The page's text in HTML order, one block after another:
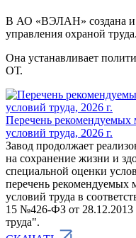
В АО «ВЭЛАН» создана и
управления охраной труда.
Она устанавливает
ОТ.
Перечень
условий труда, 2026 г.
Завод продолжает
на сохранение жизни и
специальной оценки
перечень
условий труда в
15 №426-ФЗ от 28.12.2013
труда".